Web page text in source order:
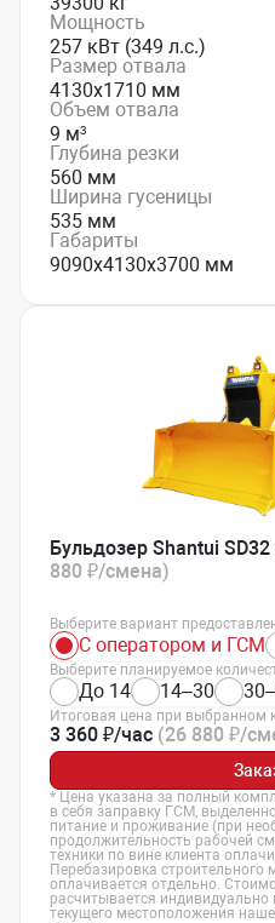
Мощность
257 кВт (349 л.с.)
Размер отвала
4130х1710 мм
Объем отвала
9 м³
Глубина резки
560 мм
Ширина гусеницы
535 мм
Габариты
9090х4130х3700 мм
Бульдозер Shantui
880 ₽/смена)
Выберите вариант
С оператором и ГСМ
Выберите планируемое
До 14 14–30
Итоговая цена при выбранном
3 360 ₽/час (26 880 ₽/
* Цена указана за полный
в себя заправку ГСМ,
питание и проживание (при
продолжительность рабочей
техники по вине клиента
Перебазировка строительного
оплачивается отдельно.
расчитывается индивидуально
текущего местоположения